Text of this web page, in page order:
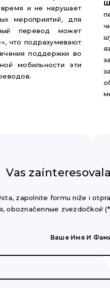
и не нарушает
мероприятий, для
перевод может
что подразумевают
поддержки во
мобильности эти
Vas
zapolnite formu niže i
oboznačennыe zvezdočkoй
Ваше Имя И